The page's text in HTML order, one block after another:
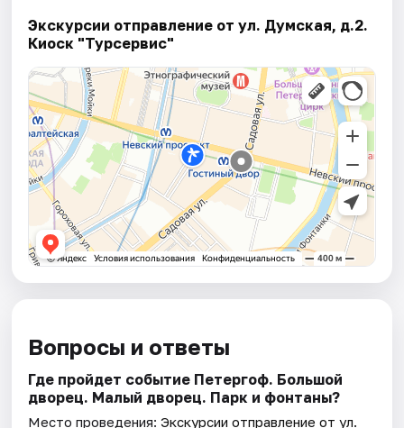
Экскурсии отправление от ул. Думская, д.2.
Киоск "Турсервис"
Вопросы и ответы
Где пройдет событие Петергоф. Большой
дворец. Малый дворец. Парк и фонтаны?
Место проведения:Экскурсии отправление от ул.